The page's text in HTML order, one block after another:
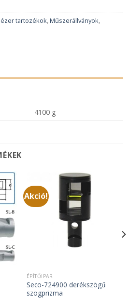
tartozékok Műszerállványok
4100 g
Akció!
ÉPÍTŐIPAR
Seco-724900 derékszögű
szögprizma